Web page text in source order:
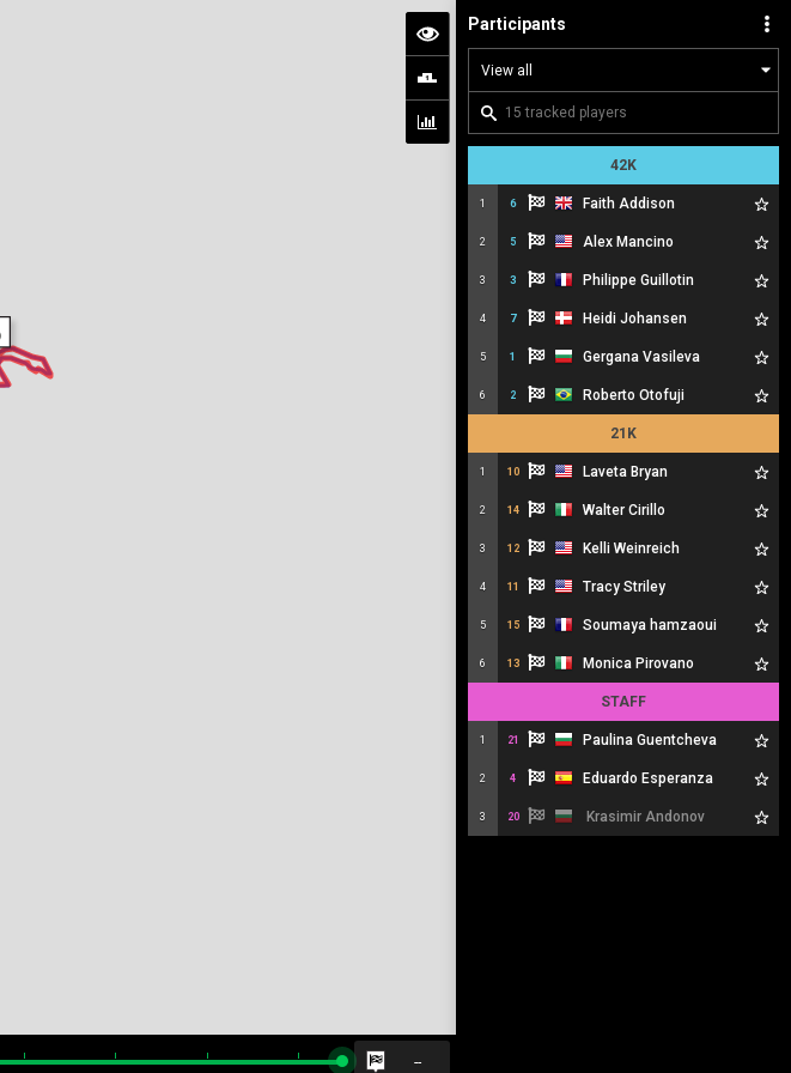
Participants
42K
1 6 Faith Addison
2 5 Alex Mancino
3 3 Philippe Guillotin
4 7 Heidi Johansen
5 1 Gergana Vasileva
6 2 Roberto Otofuji
21K
1 10 Laveta Bryan
2 14 Walter Cirillo
3 12 Kelli Weinreich
4 11 Tracy Striley
5 15 Soumaya hamzaoui
6 13 Monica Pirovano
STAFF
1 21 Paulina Guentcheva
2 4 Eduardo Esperanza
3 20 Krasimir Andonov
--